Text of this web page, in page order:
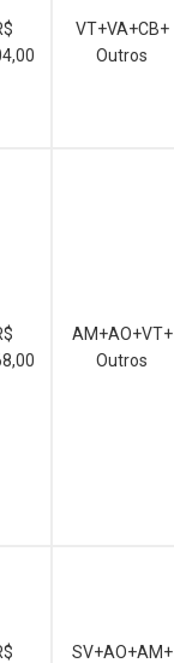
VT+VA+CB+
Outros
AM+AO+VT+
Outros
SV+AO+AM+